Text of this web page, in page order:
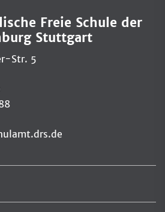
Freie Schule der
Stuttgart
Str. 5